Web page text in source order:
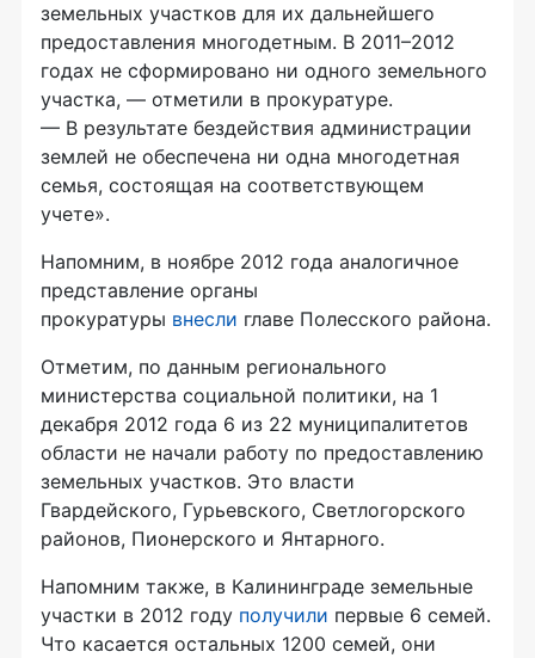
земельных участков для их дальнейшего
предоставления многодетным. В 2011–2012
годах не сформировано ни одного земельного
участка, — отметили в прокуратуре.
— В результате бездействия администрации
землей не обеспечена ни одна многодетная
семья, состоящая на соответствующем
учете».
Напомним, в ноябре 2012 года аналогичное
представление органы
прокуратуры внесли главе Полесского района.
Отметим, по данным регионального
министерства социальной политики, на 1
декабря 2012 года 6 из 22 муниципалитетов
области не начали работу по предоставлению
земельных участков. Это власти
Гвардейского, Гурьевского, Светлогорского
районов, Пионерского и Янтарного.
Напомним также, в Калининграде земельные
участки в 2012 году получили первые 6 семей.
Что касается остальных 1200 семей, они